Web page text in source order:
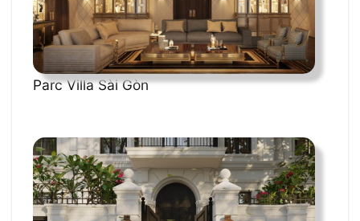
Parc Villa Sài Gòn